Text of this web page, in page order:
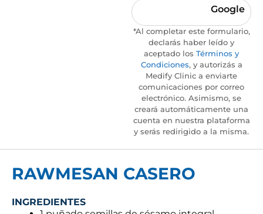
Google
*Al completar este formulario,
declarás haber leído y
aceptado los Términos y
Condiciones, y autorizás a
Medify Clinic a enviarte
comunicaciones por correo
electrónico. Asimismo, se
creará automáticamente una
cuenta en nuestra plataforma
y serás redirigido a la misma.
RAWMESAN CASERO
INGREDIENTES